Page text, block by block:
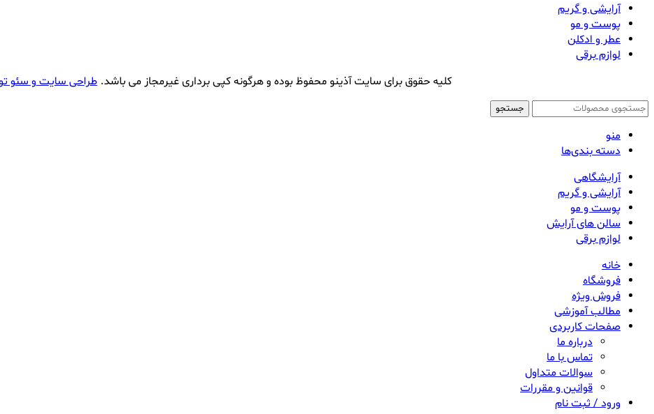
آرایشی و گریم
پوست و مو
عطر و ادکلن
لوازم برقی
کلیه حقوق برای سایت آذینو محفوظ بوده و هرگونه کپی برداری غیرمجاز می باشد.طراحی سایت و سئو
جستجو
منو
دسته بندی‌ها
آرایشگاهی
آرایشی و گریم
پوست و مو
سالن های آرایش
لوازم برقی
خانه
فروشگاه
فروش ویژه
مطالب آموزشی
صفحات کاربردی
درباره ما
تماس با ما
سوالات متداول
قوانین و مقررات
ورود / ثبت نام